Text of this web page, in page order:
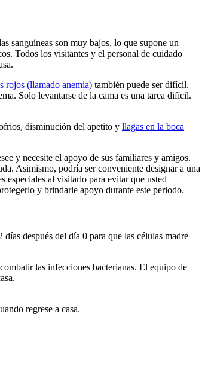
sanguíneas son muy bajos, lo que supone un
Todos los visitantes y el personal de cuidado
rojos (llamado anemia) también puede ser difícil.
Solo levantarse de la cama es una tarea difícil.
disminución del apetito y llagas en la boca
y necesite el apoyo de sus familiares y amigos.
Asimismo, podría ser conveniente designar a una
especiales al visitarlo para evitar que usted
y brindarle apoyo durante este periodo.
después del día 0 para que las células madre
las infecciones bacterianas. El equipo de
regrese a casa.